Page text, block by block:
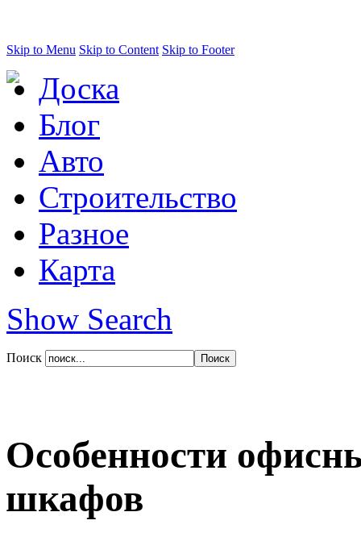
Skip to Menu Skip to Content Skip to Footer
Доска
Блог
Авто
Строительство
Разное
Карта
Show Search
Поиск
Особенности
шкафов